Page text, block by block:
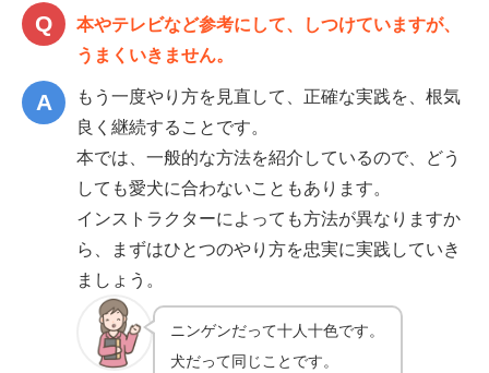
本やテレビなど参考にして、しつけていますが、
うまくいきません。
もう一度やり方を見直して、正確な実践を、根気
良く継続することです。
本では、一般的な方法を紹介しているので、どう
しても愛犬に合わないこともあります。
インストラクターによっても方法が異なりますか
ら、まずはひとつのやり方を忠実に実践していき
ましょう。
ニンゲンだって十人十色です。
犬だって同じことです。